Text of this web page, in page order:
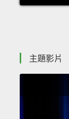
主題影片